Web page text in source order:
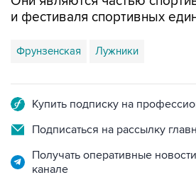
Фрунзенская Лужники
Подписаться на рассылку
Получать оперативные